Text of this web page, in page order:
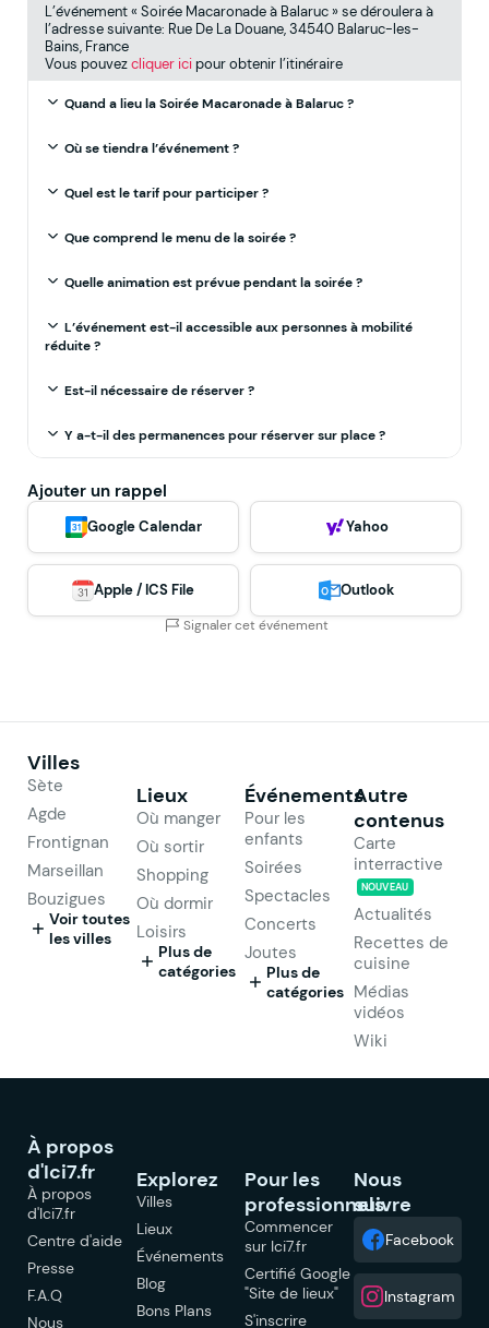
L’événement « Soirée Macaronade à Balaruc » se déroulera à
l’adresse suivante: Rue De La Douane, 34540 Balaruc-les-
Bains, France
Vous pouvezcliquer icipour obtenir l’itinéraire
Quand a lieu la Soirée Macaronade à Balaruc ?
Où se tiendra l’événement ?
Quel est le tarif pour participer ?
Que comprend le menu de la soirée ?
Quelle animation est prévue pendant la soirée ?
L’événement est-il accessible aux personnes à mobilité
réduite ?
Est-il nécessaire de réserver ?
Y a-t-il des permanences pour réserver sur place ?
Ajouter un rappel
Google Calendar Yahoo
Apple / ICS File Outlook
Signaler cet événement
Villes
Sète
Agde
Frontignan
Marseillan
Bouzigues
Voir toutes
les villes
Lieux
Où manger
Où sortir
Shopping
Où dormir
Loisirs
Plus de
catégories
Événements
Pour les
enfants
Soirées
Spectacles
Concerts
Joutes
Plus de
catégories
Autre
contenus
Carte
interractive
NOUVEAU
Actualités
Recettes de
cuisine
Médias
vidéos
Wiki
À propos
d'Ici7.fr
À propos
d'Ici7.fr
Centre d'aide
Presse
F.A.Q
Nous
Explorez
Villes
Lieux
Événements
Blog
Bons Plans
Pour les
professionnels
Commencer
sur Ici7.fr
Certifié Google
"Site de lieux"
S'inscrire
Nous
suivre
Facebook
Instagram